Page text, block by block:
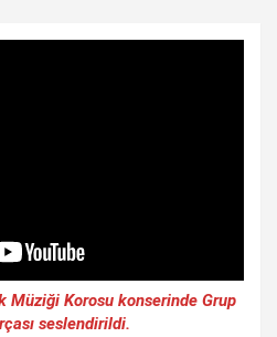
Müziği Korosu konserinde Grup
seslendirildi.